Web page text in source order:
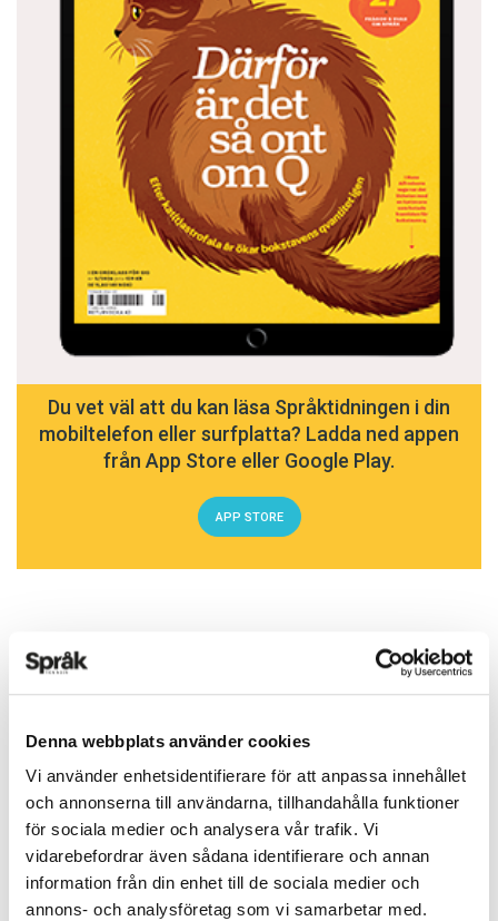
Denna webbplats använder cookies
Vi använder enhetsidentifierare för att anpassa innehållet
och annonserna till användarna, tillhandahålla funktioner
för sociala medier och analysera vår trafik. Vi
vidarebefordrar även sådana identifierare och annan
information från din enhet till de sociala medier och
annons- och analysföretag som vi samarbetar med.
Du vet väl att du kan läsa Språktidningen i din
mobiltelefon eller surfplatta? Ladda ned appen
från App Store eller Google Play.
APP STORE
ARTIKLAR OKATEGORISERADE
5 vanligaste
svenskspråkiga första
förnamnen för nyfödda
i Finland 2017